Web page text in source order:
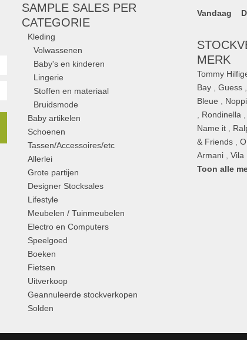
SAMPLE SALES PER
CATEGORIE
Kleding
Volwassenen
Baby's en kinderen
Lingerie
Stoffen en materiaal
Bruidsmode
Baby artikelen
Schoenen
Tassen/Accessoires/etc
Allerlei
Grote partijen
Designer Stocksales
Lifestyle
Meubelen / Tuinmeubelen
Electro en Computers
Speelgoed
Boeken
Fietsen
Uitverkoop
Geannuleerde stockverkopen
Solden
Vandaag
MERK
Tommy
Bay ,Guess
Bleue
Rondinella
Name it
& Friends ,
Armani ,Vila
Toon alle